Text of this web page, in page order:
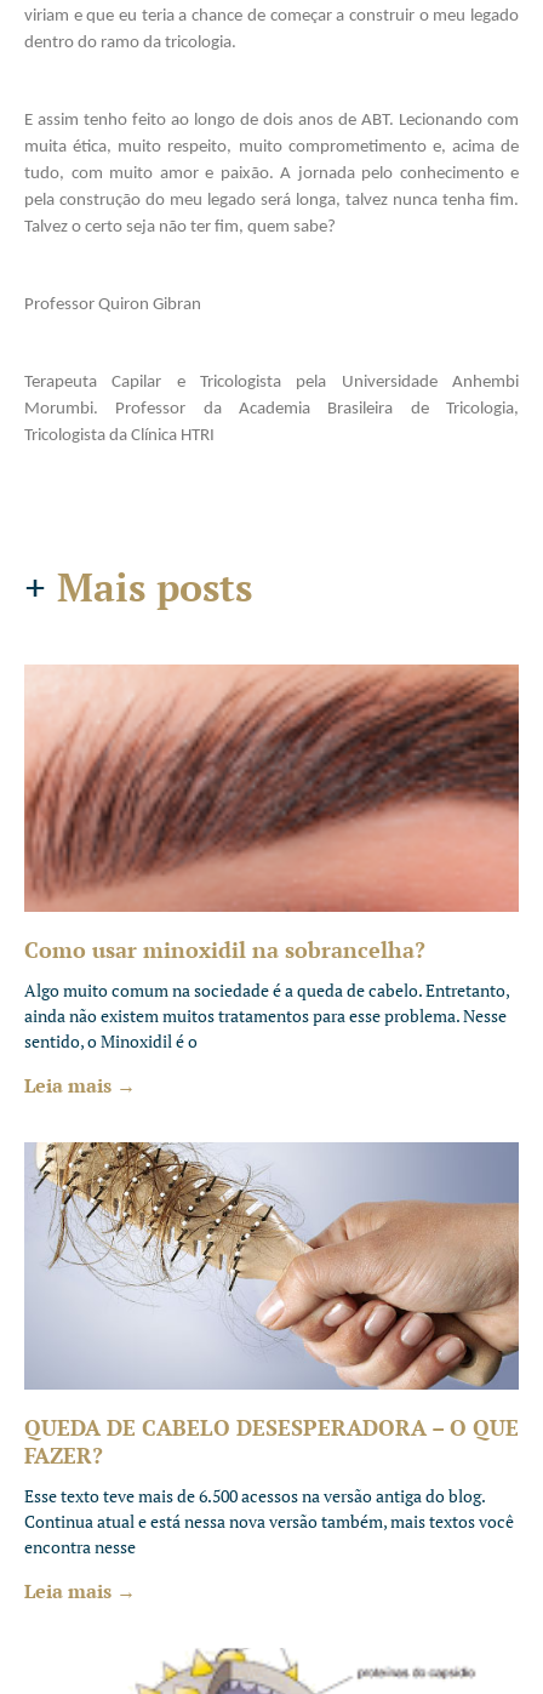
viriam e que eu teria a chance de começar a construir o meu legado
dentro do ramo da tricologia.
E assim tenho feito ao longo de dois anos de ABT. Lecionando com
muita ética, muito respeito, muito comprometimento e, acima de
tudo, com muito amor e paixão. A jornada pelo conhecimento e
pela construção do meu legado será longa, talvez nunca tenha fim.
Talvez o certo seja não ter fim, quem sabe?
Professor Quiron Gibran
Terapeuta Capilar e Tricologista pela Universidade Anhembi
Morumbi. Professor da Academia Brasileira de Tricologia,
Tricologista da Clínica HTRI
+ Mais posts
Como usar minoxidil na sobrancelha?
Algo muito comum na sociedade é a queda de cabelo. Entretanto,
ainda não existem muitos tratamentos para esse problema. Nesse
sentido, o Minoxidil é o
Leia mais →
QUEDA DE CABELO DESESPERADORA – O QUE
FAZER?
Esse texto teve mais de 6.500 acessos na versão antiga do blog.
Continua atual e está nessa nova versão também, mais textos você
encontra nesse
Leia mais →